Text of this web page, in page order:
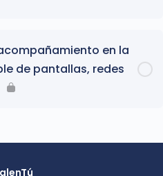
en la
de pantallas, redes